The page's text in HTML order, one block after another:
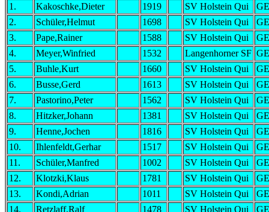
1.
Kakoschke,Dieter 1919 SV Holstein Qui
2.
Schüler,Helmut 1698 SV Holstein Qui
3.
Pape,Rainer 1588 SV Holstein Qui
4.
Meyer,Winfried 1532 Langenhorner SF
5.
Buhle,Kurt 1660 SV Holstein Qui
6.
Busse,Gerd 1613 SV Holstein Qui
7.
Pastorino,Peter 1562 SV Holstein Qui
8.
Hitzker,Johann 1381 SV Holstein Qui
9.
Henne,Jochen 1816 SV Holstein Qui
10.
Ihlenfeldt,Gerhar 1517 SV Holstein Qui
11.
Schüler,Manfred 1002 SV Holstein Qui
12.
Klotzki,Klaus 1781 SV Holstein Qui
13.
Kondi,Adrian 1011 SV Holstein Qui
14.
Retzlaff,Ralf 1478 SV Holstein Qui